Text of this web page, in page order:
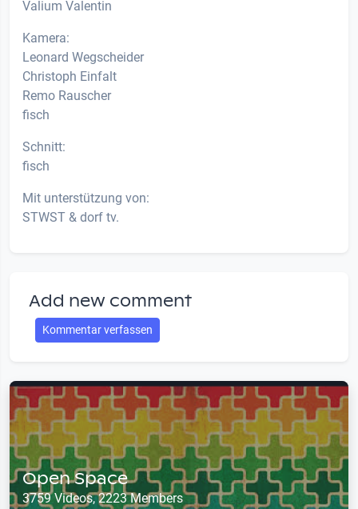
Valium Valentin
Kamera:
Leonard Wegscheider
Christoph Einfalt
Remo Rauscher
fisch
Schnitt:
fisch
Mit unterstützung von:
STWST & dorf tv.
Add new comment
Kommentar verfassen
Open Space
3759 Videos, 2223 Members